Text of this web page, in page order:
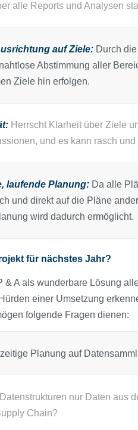
alle Reports und Analysen
auf Ziele: Durch
Abstimmung aller
Ziele hin erfolgen.
Herrscht Klarheit über Ziele
und es kann rasch
laufende Planung: Da alle
und direkt auf die Pläne
wird dadurch ermöglicht.
für nächstes Jahr?
& A als wunderbare Lösung
einer Umsetzung
folgende Fragen dienen:
Planung auf
nur Daten aus
Chain?